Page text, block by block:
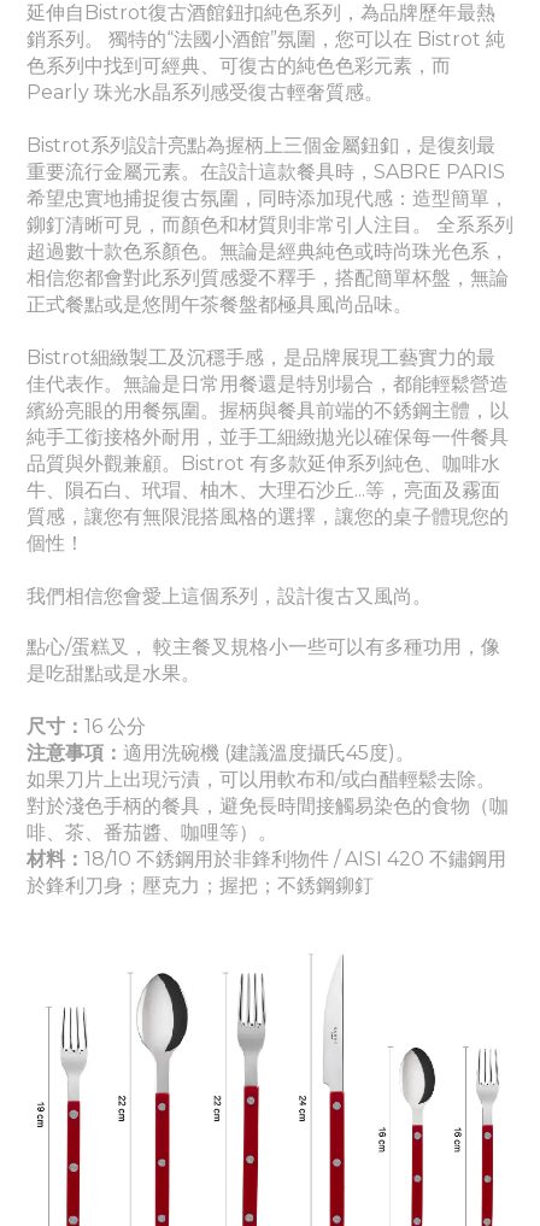
延伸自Bistrot復古酒館鈕扣純色系列，為品牌歷年最熱
銷系列。 獨特的“法國小酒館”氛圍，您可以在 Bistrot 純
色系列中找到可經典、 可復古的純色色彩元素，而
Pearly 珠光水晶系列感受復古輕奢質感。
Bistrot系列設計亮點為握柄上三個金屬鈕釦，是復刻最
重要流行金屬元素。 在設計這款餐具時，SABRE PARIS
希望忠實地捕捉復古氛圍，同時添加現代感：造型簡單，
鉚釘清晰可見，而顏色和材質則非常引人注目。 全系系列
超過數十款色系顏色。無論是經典純色或時尚珠光色系，
相信您都會對此系列質感愛不釋手，搭配簡單杯盤，無論
正式餐點或是悠閒午茶餐盤都極具風尚品味。
Bistrot細緻製工及沉穩手感，是品牌展現工藝實力的最
佳代表作。 無論是日常用餐還是特別場合，都能輕鬆營造
繽紛亮眼的用餐氛圍。 握柄與餐具前端的不銹鋼主體，以
純手工銜接格外耐用，並手工細緻拋光以確保每一件餐具
品質與外觀兼顧。Bistrot 有多款延伸系列純色、 咖啡水
牛、隕石白、玳瑁、柚木、大理石沙丘...等，亮面及霧面
質感 ，讓您有無限混搭風格的選擇，讓您的桌子體現您的
個性！
我們相信您會愛上這個系列，設計復古又風尚。
點心/蛋糕叉， 較主餐叉規格小一些可以有多種功用，像
是吃甜點或是水果。
尺寸： 16 公分
注意事項： 適用洗碗機 (建議溫度攝氏45度)。
如果刀片上出現污漬，可以用軟布和/或白醋輕鬆去除。
對於淺色手柄的餐具，避免長時間接觸易染色的食物（咖
啡、茶、番茄醬、咖哩等）。
材料： 18/10 不銹鋼用於非鋒利物件 / AISI 420 不鏽鋼用
於鋒利刀身 ；壓克力 ；握把 ； 不銹鋼鉚釘